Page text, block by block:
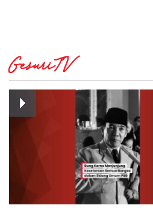
GesuriTV